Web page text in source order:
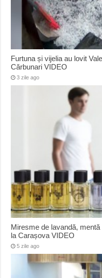
Furtuna și vijelia au lovit
Cărbunari VIDEO
3 zile ago
Miresme de lavandă,
la Carașova VIDEO
5 zile ago